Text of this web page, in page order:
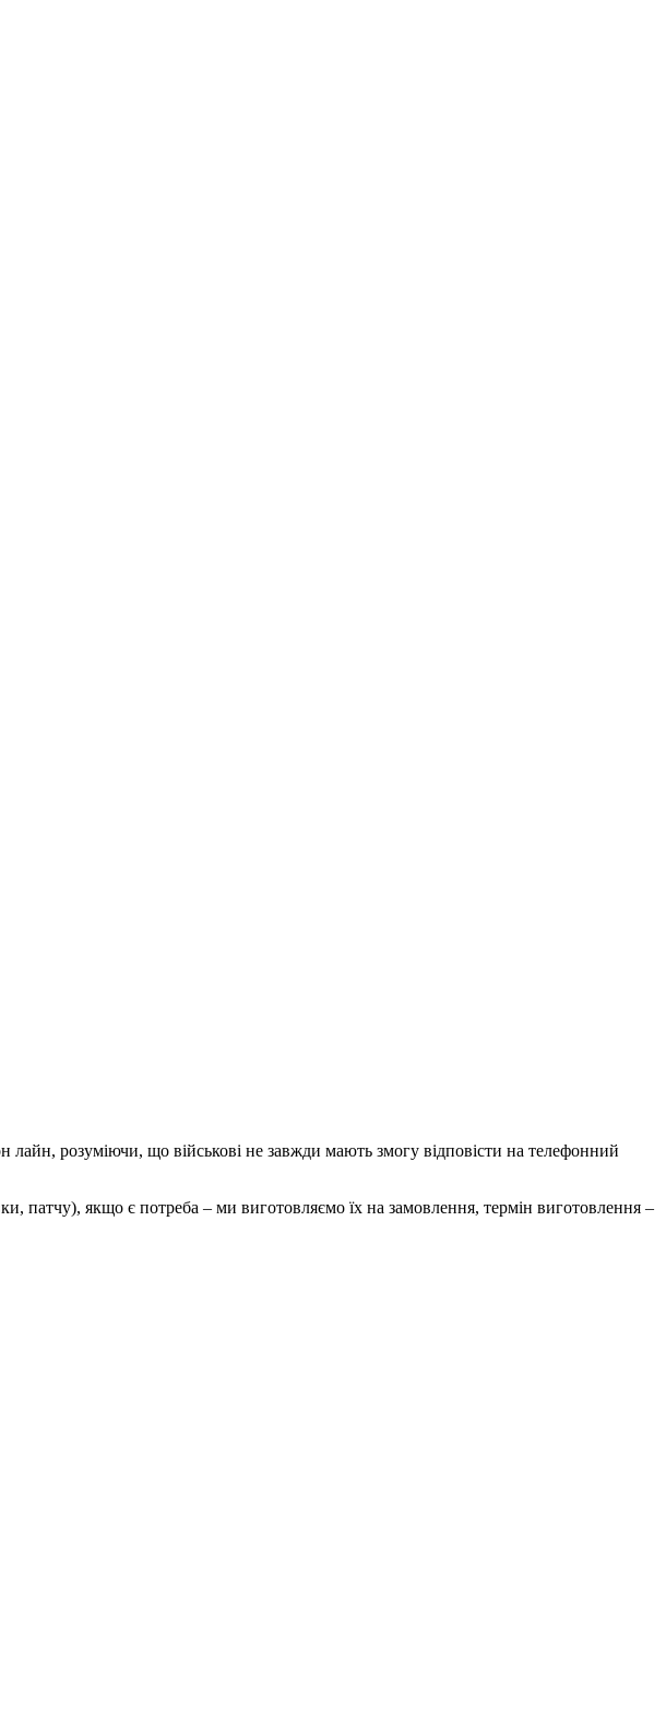
розуміючи, що військові не завжди мають змогу відповісти на телефонний
патчу), якщо є потреба – ми виготовляємо їх на замовлення, термін виготовлення –